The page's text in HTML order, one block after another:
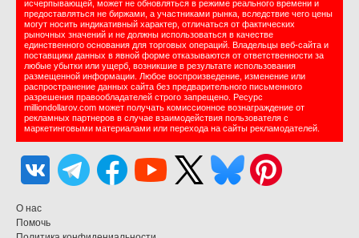
исчерпывающей, может не обновляться в режиме реального времени и
предоставляться не биржами, а участниками рынка, вследствие чего цены
могут носить индикативный характер, отличаться от фактических
рыночных значений и не должны использоваться в качестве
единственного основания для торговых операций. Владельцы веб-сайта и
поставщики данных в явной форме отказываются от ответственности за
любые убытки или ущерб, возникшие в результате использования
размещенной информации. Любое воспроизведение, изменение или
распространение данных сайта без предварительного письменного
разрешения правообладателей строго запрещено. Ресурс
milliondollarov.com может получать комиссионное вознаграждение от
рекламных партнеров в случае взаимодействия пользователя с
маркетинговыми материалами или перехода на сайты рекламодателей.
О нас
Помочь